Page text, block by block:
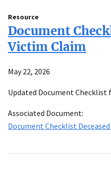
Resource
Document
Victim Claim
May 22, 2026
Updated Document Checklist
Associated Document:
Document Checklist